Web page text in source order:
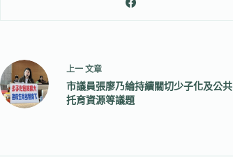
上一 文章
市議員張廖乃綸持續關切少子化及公共
托育資源等議題